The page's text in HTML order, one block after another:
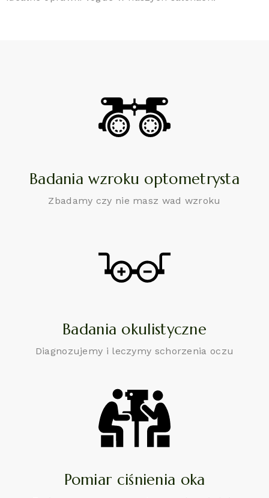
Badania wzroku optometrysta
Zbadamy czy nie masz wad wzroku
Badania okulistyczne
Diagnozujemy i leczymy schorzenia oczu
Pomiar ciśnienia oka